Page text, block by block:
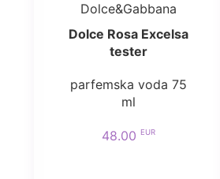
Dolce&Gabbana
Dolce Rosa Excelsa
tester
parfemska voda 75
ml
48.00 EUR